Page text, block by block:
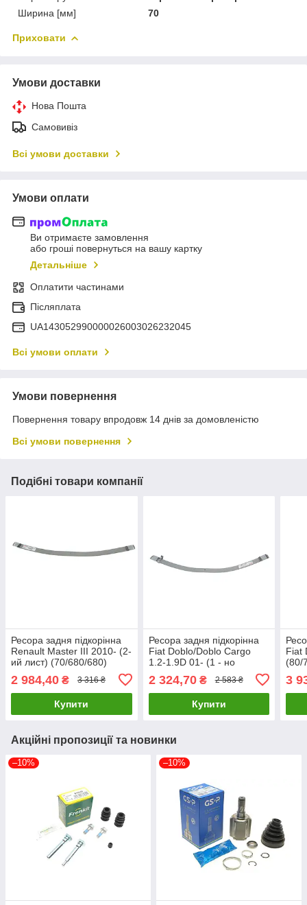
Ширина [мм]
70
Приховати
Умови доставки
Нова Пошта
Самовивіз
Всі умови доставки
Умови оплати
Ви отримаєте замовлення
або гроші повернуться на вашу картку
Детальніше
Оплатити частинами
Післяплата
UA143052990000026003026232045
Всі умови оплати
Умови повернення
Повернення товару впродовж 14 днів за домовленістю
Всі умови повернення
Подібні товари компанії
Ресора задня підкорінна
Renault Master III 2010- (2-
ий лист) (70/680/680)
550200016R6519 UA61
2 984,40 ₴ 3 316 ₴
Купити
Ресора задня підкорінна
Fiat Doblo/Doblo Cargo
1.2-1.9D 01- (1 - но
467669626519 Z/Z UA61
2 324,70₴ 2 583 ₴
Купити
Fiat
(80/
3
Акційні пропозиції та новинки
–10% –10%